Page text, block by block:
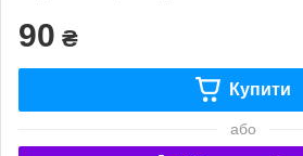
90 ₴
Купити
або